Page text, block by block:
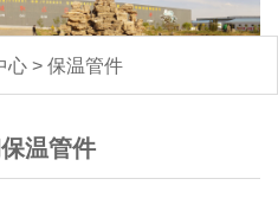
心 > 保温管件
温管件